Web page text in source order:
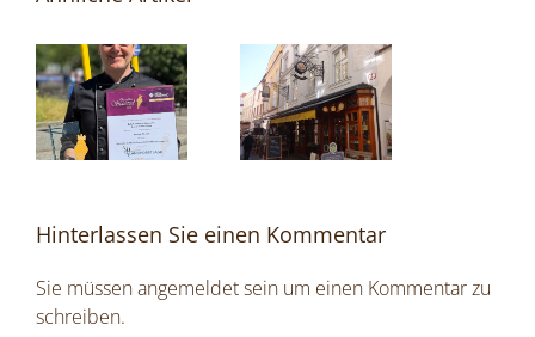
Hinterlassen Sie einen Kommentar
Sie müssenangemeldetsein um einen Kommentar zu
schreiben.